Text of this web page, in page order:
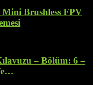
Brushless FPV
– Bölüm: 6 –